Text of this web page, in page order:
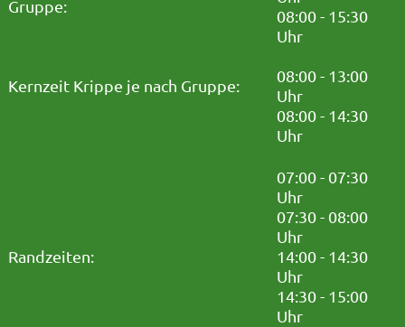
Gruppe:
Kernzeit Krippe je nach Gruppe:
08:00 - 15:30
Uhr
08:00 - 13:00
Uhr
08:00 - 14:30
Uhr
Randzeiten:
07:00 - 07:30
Uhr
07:30 - 08:00
Uhr
14:00 - 14:30
Uhr
14:30 - 15:00
Uhr